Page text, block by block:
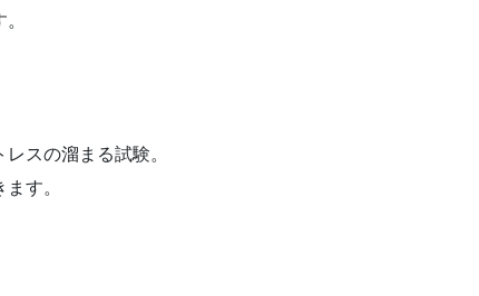
スの溜まる試験。
す。